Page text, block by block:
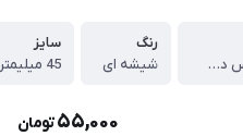
جنس سخت دارای محافظ صفحه / گلس دسترسی آسان به درگاه ها
رنگ
شیشه ای
سایز
45 میلیمتر
55,000تومان